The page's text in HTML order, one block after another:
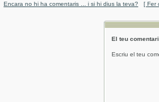
Encara no hi ha comentaris ... i si hi dius la teva? [ Fer
El teu comentari
Escriu el teu